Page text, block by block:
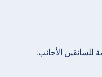
للسائقين الأجانب.